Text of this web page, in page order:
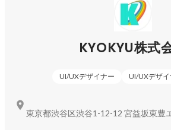
KYOKYU株式
UI/UXデザイナー UI/UXデザイ
東京都渋谷区渋谷1-12-12 宮益坂東豊